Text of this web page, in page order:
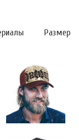
Размер